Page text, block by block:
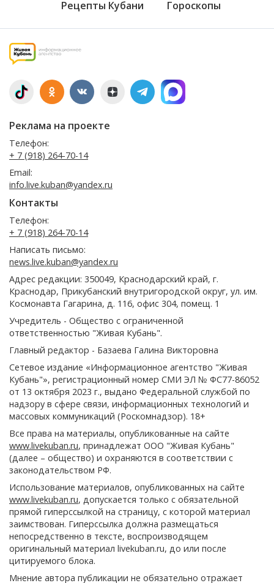
Рецепты Кубани Гороскопы
Реклама на проекте
Телефон:
+ 7 (918) 264-70-14
Email:
info.live.kuban@yandex.ru
Контакты
Телефон:
+ 7 (918) 264-70-14
Написать письмо:
news.live.kuban@yandex.ru
Адрес редакции: 350049, Краснодарский край, г.
Краснодар, Прикубанский внутригородской округ, ул. им.
Космонавта Гагарина, д. 116, офис 304, помещ. 1
Учредитель - Общество с ограниченной
ответственностью "Живая Кубань".
Главный редактор - Базаева Галина Викторовна
Сетевое издание «Информационное агентство "Живая
Кубань"», регистрационный номер СМИ ЭЛ № ФС77-86052
от 13 октября 2023 г., выдано Федеральной службой по
надзору в сфере связи, информационных технологий и
массовых коммуникаций (Роскомнадзор). 18+
Все права на материалы, опубликованные на сайте
www.livekuban.ru, принадлежат ООО "Живая Кубань"
(далее – общество) и охраняются в соответствии с
законодательством РФ.
Использование материалов, опубликованных на сайте
www.livekuban.ru, допускается только с обязательной
прямой гиперссылкой на страницу, с которой материал
заимствован. Гиперссылка должна размещаться
непосредственно в тексте, воспроизводящем
оригинальный материал livekuban.ru, до или после
цитируемого блока.
Мнение автора публикации не обязательно отражает